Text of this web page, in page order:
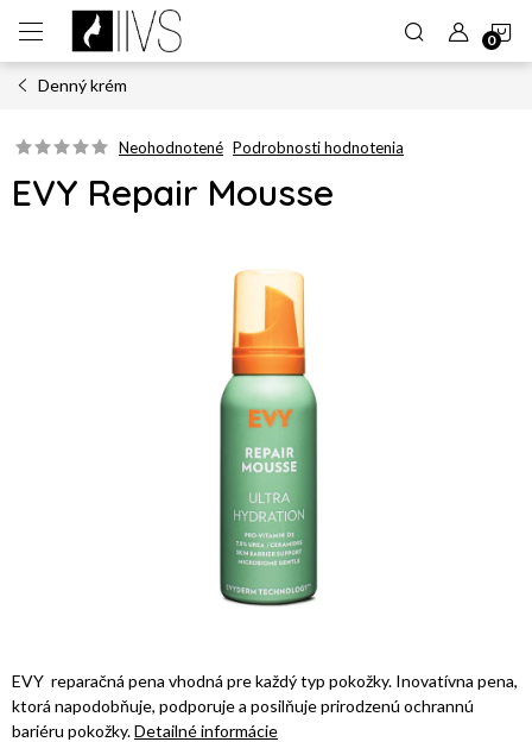
obsah
Denný krém
Neohodnotené Podrobnosti hodnotenia
EVY Repair Mousse
EVY reparačná pena vhodná pre každý typ pokožky. Inovatívna pena,
ktorá napodobňuje, podporuje a posilňuje prirodzenú ochrannú
bariéru pokožky.Detailné informácie